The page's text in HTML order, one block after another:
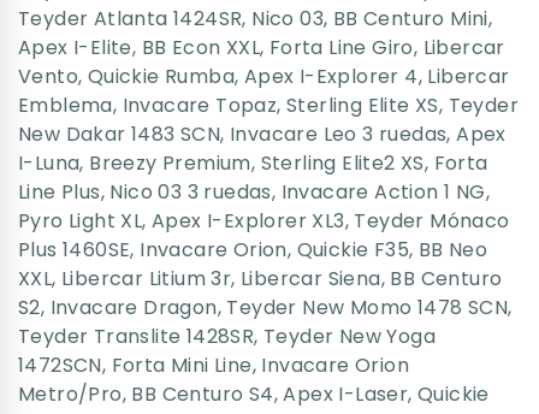
Teyder Atlanta 1424SR, Nico 03, BB Centuro Mini,
Apex I-Elite, BB Econ XXL, Forta Line Giro, Libercar
Vento, Quickie Rumba, Apex I-Explorer 4, Libercar
Emblema, Invacare Topaz,Sterling Elite XS, Teyder
New Dakar 1483 SCN, Invacare Leo 3 ruedas,Apex
I-Luna, Breezy Premium, Sterling Elite2 XS, Forta
Line Plus, Nico 03 3 ruedas, Invacare Action 1 NG,
Pyro Light XL,Apex I-Explorer XL3, Teyder Mónaco
Plus 1460SE, Invacare Orion, Quickie F35, BB Neo
XXL, Libercar Litium 3r, Libercar Siena, BB Centuro
S2, Invacare Dragon, Teyder New Momo 1478 SCN,
Teyder Translite 1428SR, Teyder New Yoga
1472SCN, Forta Mini Line, Invacare Orion
Metro/Pro, BB Centuro S4,Apex I-Laser,Quickie